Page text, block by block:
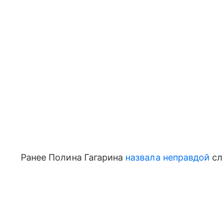
Ранее Полина Гагарина назвала неправдой